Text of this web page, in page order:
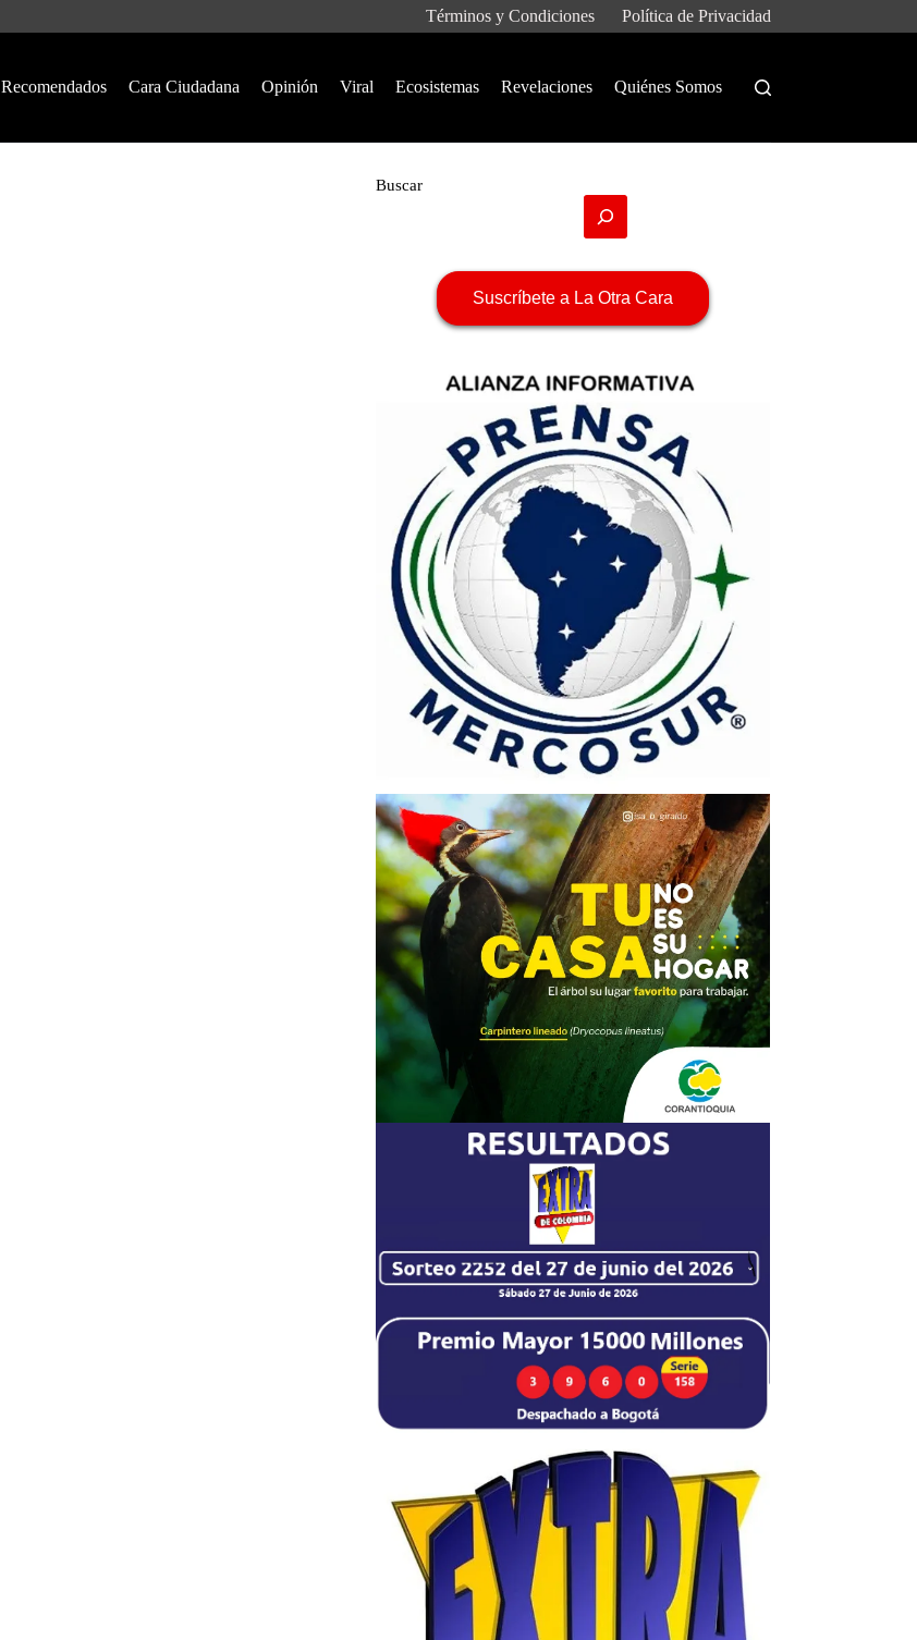
Términos y Condiciones Política de Privacidad
Recomendados Cara Ciudadana Opinión Viral Ecosistemas Revelaciones Quiénes Somos
Buscar
Suscríbete a La Otra Cara